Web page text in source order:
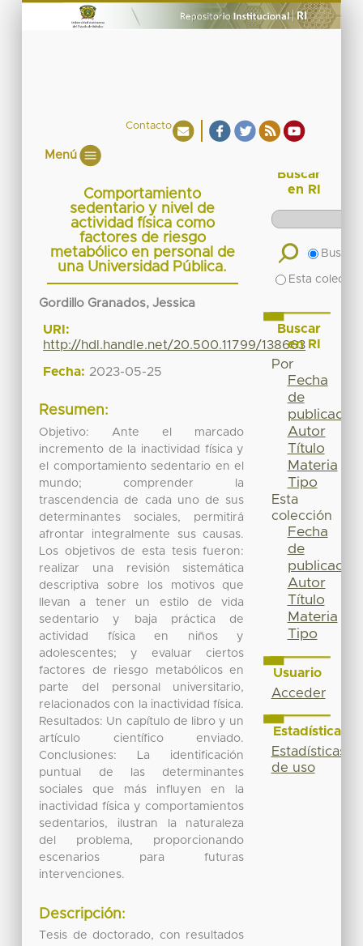
Contacto
Menú
Comportamiento
sedentario y nivel de
actividad física como
factores de riesgo
metabólico en personal de
una Universidad Pública.
Gordillo Granados, Jessica
URI:
http://hdl.handle.net/20.500.11799/138663
Fecha: 2023-05-25
Resumen:
Objetivo: Ante el marcado
incremento de la inactividad física y
el comportamiento sedentario en el
mundo; comprender la
trascendencia de cada uno de sus
determinantes sociales, permitirá
afrontar integralmente sus causas.
Los objetivos de esta tesis fueron:
realizar una revisión sistemática
descriptiva sobre los motivos que
llevan a tener un estilo de vida
sedentario y baja práctica de
actividad física en niños y
adolescentes; y evaluar ciertos
factores de riesgo metabólicos en
parte del personal universitario,
relacionados con la inactividad física.
Resultados: Un capítulo de libro y un
artículo científico enviado.
Conclusiones: La identificación
puntual de las determinantes
sociales que más influyen en la
inactividad física y comportamientos
sedentarios, ilustran la naturaleza
del problema, proporcionando
escenarios para futuras
intervenciones.
Descripción:
Tesis de doctorado, con resultados
Buscar
en RI
Buscar
Esta
Buscar
en RI
Por
Fecha
de
publicación
Autor
Título
Materia
Tipo
Esta
colección
Fecha
de
publicación
Autor
Título
Materia
Tipo
Usuario
Acceder
Estadísticas
Estadísticas
de uso